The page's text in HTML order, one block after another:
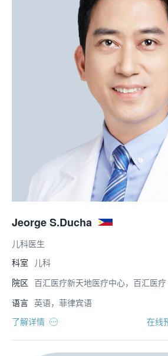
Jeorge S.Ducha
儿科医生
科室
儿科
院区 百汇医疗新天地医疗中心，百汇医疗
语言 英语，菲律宾语
了解详情
在线